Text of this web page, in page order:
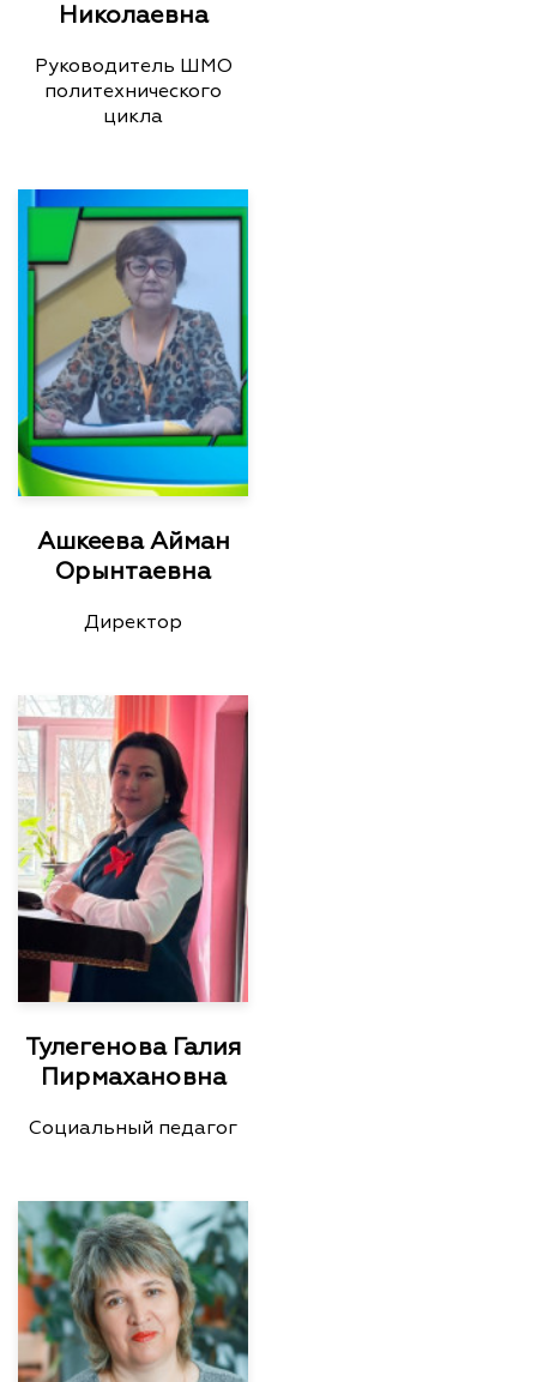
Николаевна
Руководитель ШМО
политехнического
цикла
Ашкеева Айман
Орынтаевна
Директор
Тулегенова Галия
Пирмахановна
Социальный педагог